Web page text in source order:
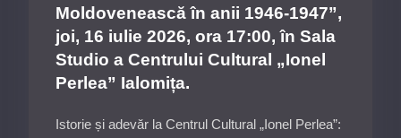
iulie
ora
19:00,
Moldovenească în anii 1946-1947”,
joi, 16 iulie 2026, ora 17:00, în Sala
Studio a Centrului Cultural „Ionel
Perlea” Ialomița.
Istorie și adevăr la Centrul Cultural „Ionel Perlea”: